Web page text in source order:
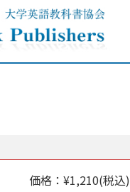
価格：¥1,210(税込)